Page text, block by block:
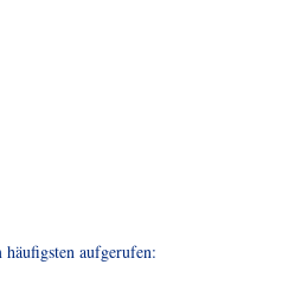
häufigsten aufgerufen: